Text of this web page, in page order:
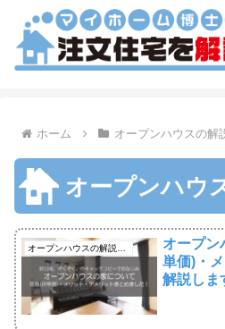
ホーム オープンハウスの解
オープンハウ
オープンハウスの解説ブログ
オープン
単価)・
解説しま